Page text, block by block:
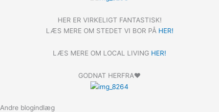
HER ER VIRKELIGT FANTASTISK!
LÆS MERE OM STEDET VI BOR PÅ HER!
LÆS MERE OM LOCAL LIVING HER!
GODNAT HERFRA❤️
Andre blogindlæg